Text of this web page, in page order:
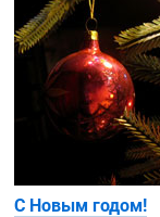
С Новым годом!